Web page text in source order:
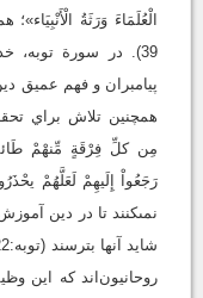
39). در سورة توبه،
پيامبران و فهم عميق
همچنين تلاش براي
مِن كلِّ فِرْقَةٍ مِّنهْمْ
رَجَعُواْ إِلَيهِمْ لَعَلَّهُمْ
نمى‏كنند تا در دين
روحانيون‌اند که اين